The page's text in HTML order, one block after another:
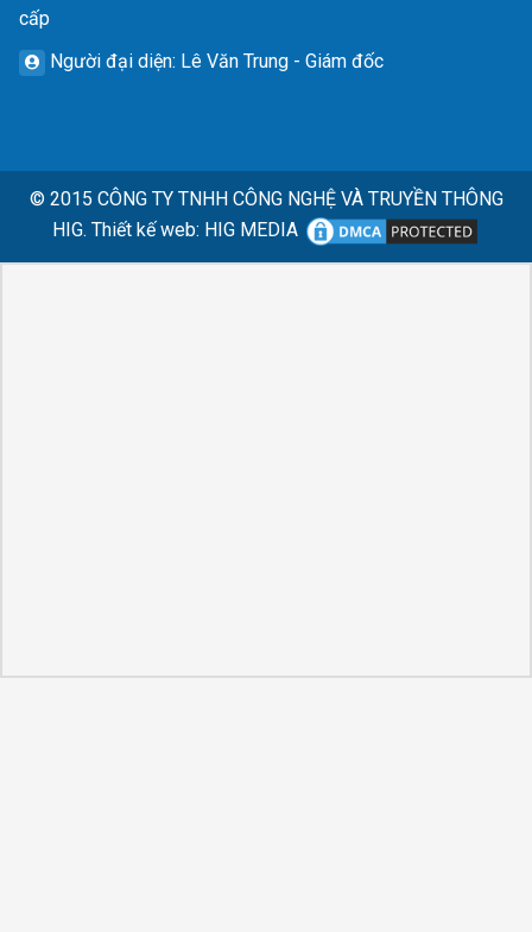
cấp
Người đại diện: Lê Văn Trung - Giám đốc
© 2015 CÔNG TY TNHH CÔNG NGHỆ VÀ TRUYỀN THÔNG
HIG. Thiết kế web: HIG MEDIA